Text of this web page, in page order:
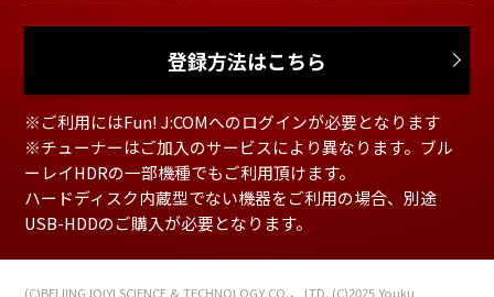
登録方法はこちら
※ご利用にはFun! J:COMへのログインが必要となります
※チューナーはご加入のサービスにより異なります。ブル
ーレイHDRの一部機種でもご利用頂けます。
ハードディスク内蔵型でない機器をご利用の場合、別途
USB-HDDのご購入が必要となります。
(C)BEIJING IQIYI SCIENCE & TECHNOLOGY CO.， LTD. (C)2025 Youku